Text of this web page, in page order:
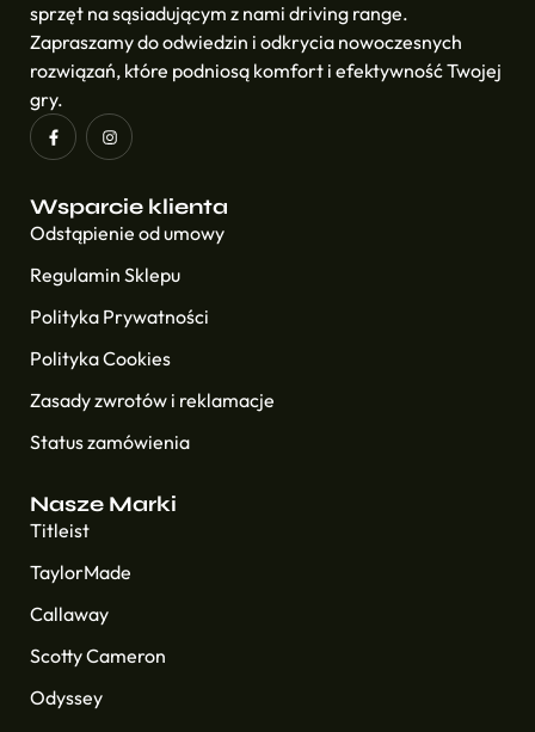
sprzęt na sąsiadującym z nami driving range.
Zapraszamy do odwiedzin i odkrycia nowoczesnych
rozwiązań, które podniosą komfort i efektywność Twojej
gry.
Wsparcie klienta
Odstąpienie od umowy
Regulamin Sklepu
Polityka Prywatności
Polityka Cookies
Zasady zwrotów i reklamacje
Status zamówienia
Nasze Marki
Titleist
TaylorMade
Callaway
Scotty Cameron
Odyssey